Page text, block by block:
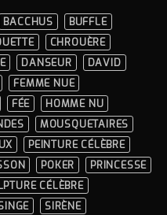
BACCHUS
BUFFLE
CHROUÈRE
DANSEUR
DAVID
FEMME NUE
FÉE
HOMME NU
MOUSQUETAIRES
PEINTURE CÉLÈBRE
POKER
PRINCESSE
CÉLÈBRE
SIRÈNE